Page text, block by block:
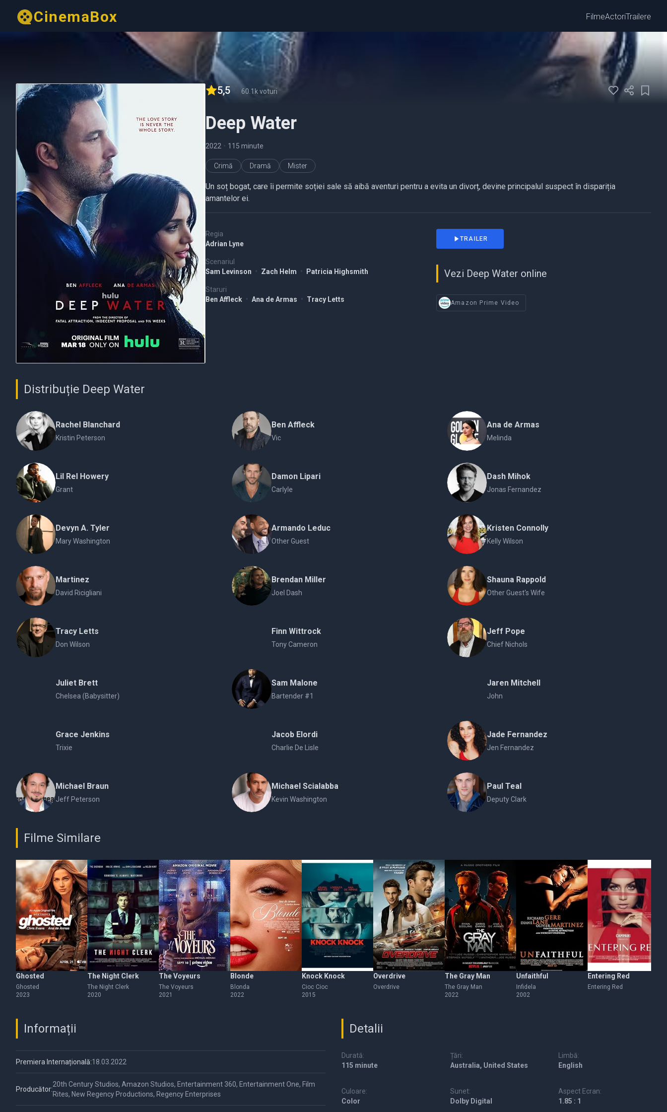
CinemaBox FilmeActoriTrailere
5,5 60.1k voturi
Deep Water
2022 • 115 minute
Crimă Dramă Mister
Un soț bogat, care îi permite soției sale să aibă aventuri pentru a evita un divorț, devine principalul suspect în dispariția
amantelor ei.
Regia
Adrian Lyne
Scenariul
Sam Levinson • Zach Helm • Patricia Highsmith
Staruri
Ben Affleck • Ana de Armas • Tracy Letts
TRAILER
Vezi Deep Water online
Amazon Prime Video
Distribuție Deep Water
Rachel Blanchard
Kristin Peterson
Ben Affleck
Vic
Ana de Armas
Melinda
Lil Rel Howery
Grant
Damon Lipari
Carlyle
Dash Mihok
Jonas Fernandez
Devyn A. Tyler
Mary Washington
Armando Leduc
Other Guest
Kristen Connolly
Kelly Wilson
Martinez
David Ricigliani
Brendan Miller
Joel Dash
Shauna Rappold
Other Guest's Wife
Tracy Letts
Don Wilson
Finn Wittrock
Tony Cameron
Jeff Pope
Chief Nichols
Juliet Brett
Chelsea (Babysitter)
Sam Malone
Bartender #1
Jaren Mitchell
John
Grace Jenkins
Trixie
Jacob Elordi
Charlie De Lisle
Jade Fernandez
Jen Fernandez
Michael Braun
Jeff Peterson
Michael Scialabba
Kevin Washington
Paul Teal
Deputy Clark
Filme Similare
Ghosted
Ghosted
2023
The Night Clerk
The Night Clerk
2020
The Voyeurs
The Voyeurs
2021
Blonde
Blonda
2022
Knock Knock
Cioc Cioc
2015
Overdrive
Overdrive
The Gray Man
The Gray Man
2022
Unfaithful
Infidela
2002
Entering Red
Entering Red
Informații
Premiera Internațională:18.03.2022
Producător:
20th Century Studios, Amazon Studios, Entertainment 360, Entertainment One, Film
Rites, New Regency Productions, Regency Enterprises
Detalii
Durată:
115 minute
Țări:
Australia, United States
Limbă:
English
Culoare:
Color
Sunet:
Dolby Digital
Aspect Ecran:
1.85 : 1